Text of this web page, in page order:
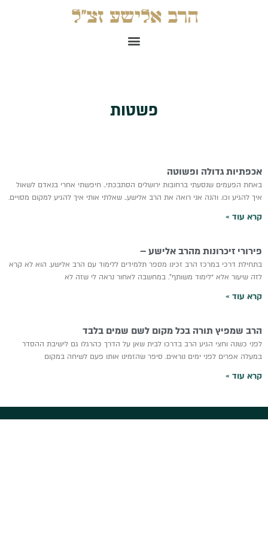
תפריט
פשטות
אכפתיות גדולה ופשוטה
באחת הפעמים שנסעתי ברחובות ירושלים הסתבכתי.. חיפשתי אחרי בנאדם לשאול
איך להגיע וכו. והנה אני רואה את הרב אלישע.. שאלתי אותי איך להגיע למקום מסויים.
קרא עוד »
פירורי זיכרונות מהרב אלישע –
בתחילת דרכי במרכז הרב זכינו מספר תלמידים ללימוד עם הרב אלישע. הוא לא קרא
לזה שיעור אלא “לימוד משותף”. במחשבה לאחור נראה לי שזה לא
קרא עוד »
הרב שמפיץ תורה בכל מקום לשם שמים בלבד
לפני כשנה וחצי הגיע הרב בדרכו לבית שאן על הדרך כהרגלו גם לישיבת ההסדר
במעלה אפרים לפני ימים נוראים. סיפר שהזמינו אותו פעם לשיחה במקום
קרא עוד »